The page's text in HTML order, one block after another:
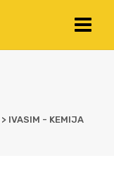
> IVASIM - KEMIJA